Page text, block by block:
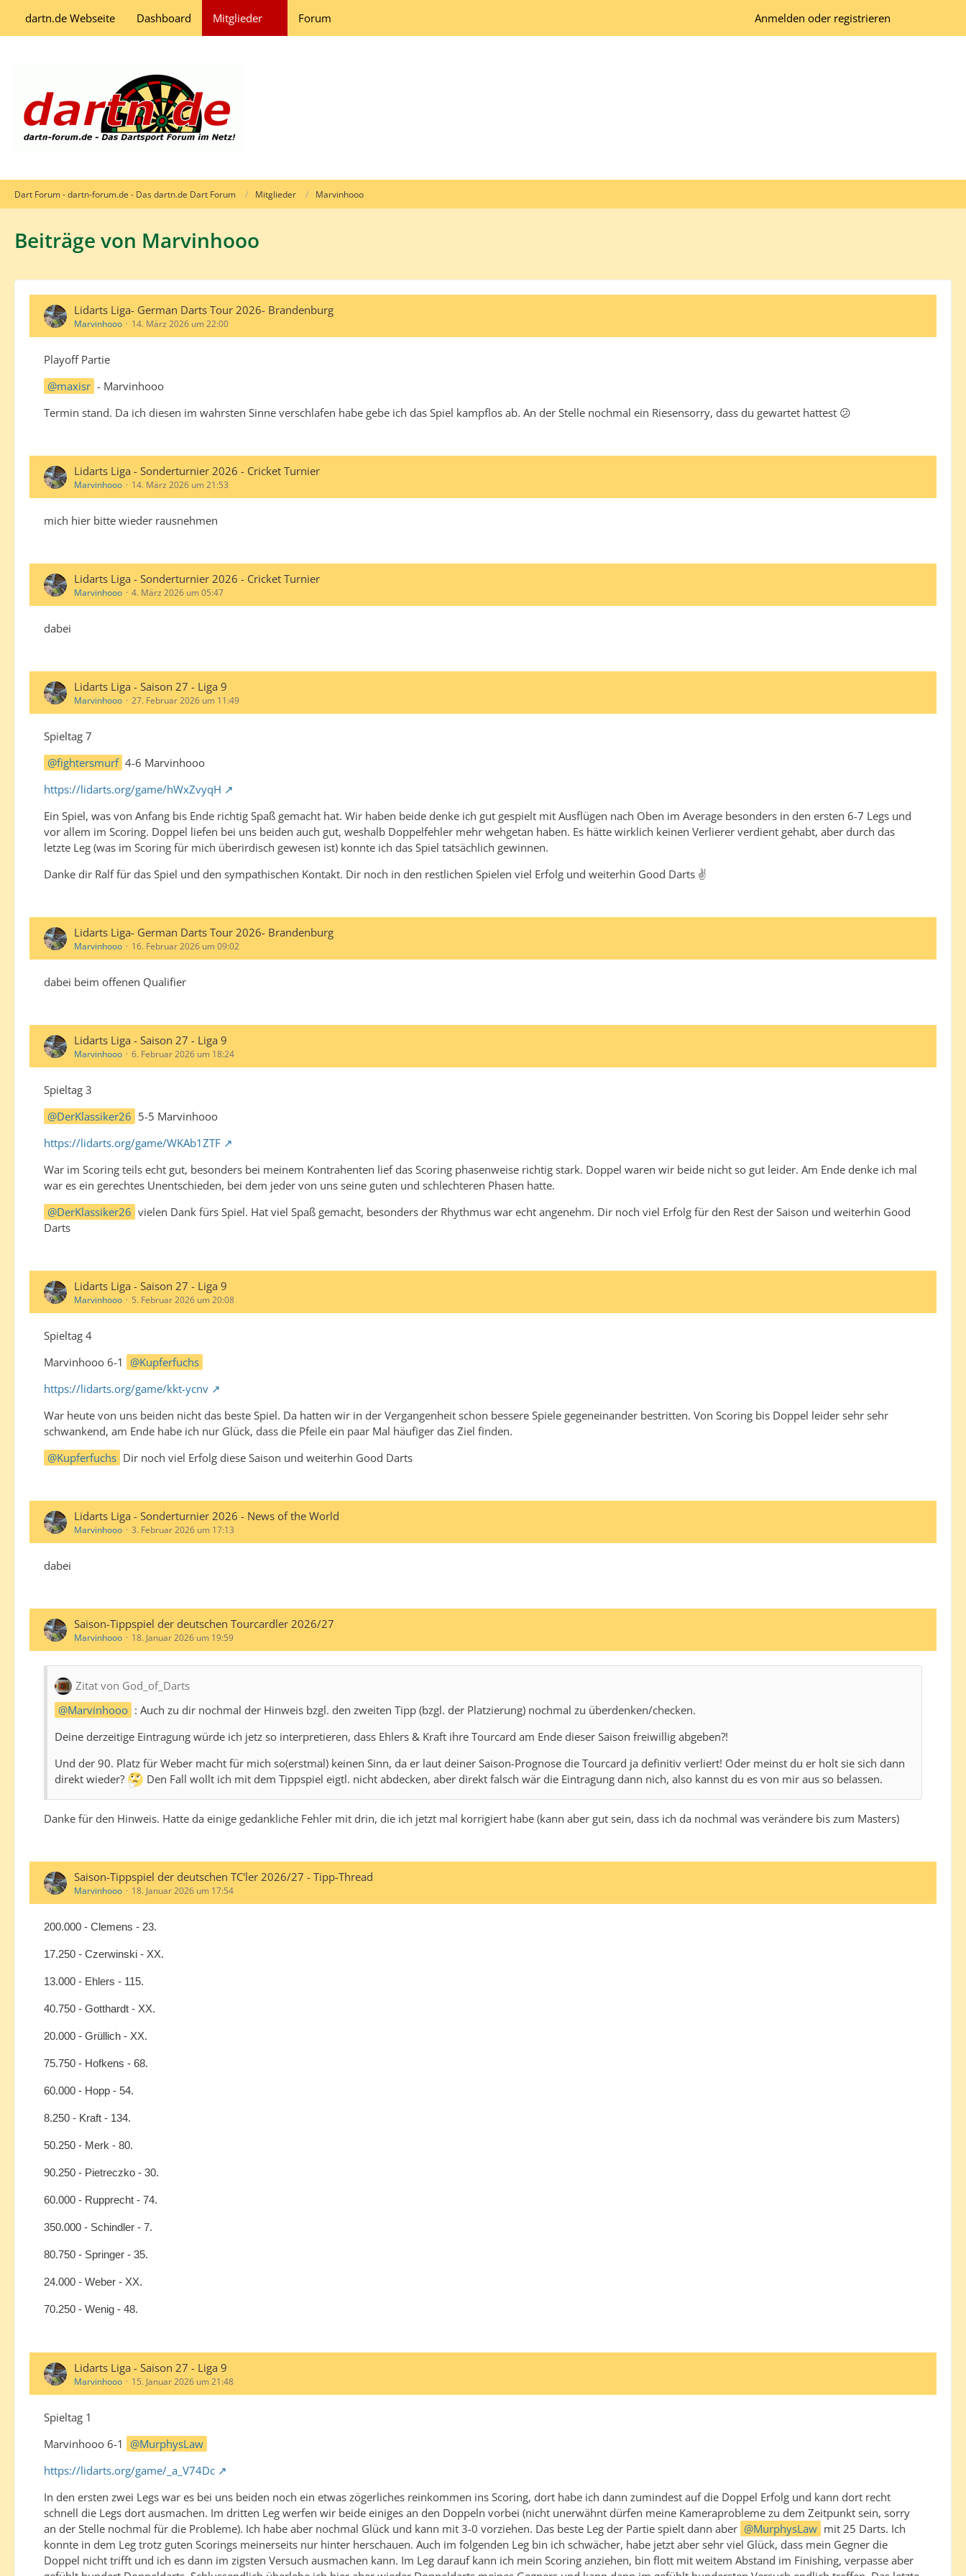
dartn.de Webseite Dashboard Mitglieder Forum Anmelden oder registrieren
Dart Forum - dartn-forum.de - Das dartn.de Dart Forum Mitglieder Marvinhooo
Beiträge von Marvinhooo
Lidarts Liga- German Darts Tour 2026- Brandenburg
Marvinhooo 14. März 2026 um 22:00
Playoff Partie
maxisr - Marvinhooo
Termin stand. Da ich diesen im wahrsten Sinne verschlafen habe gebe ich das Spiel kampflos ab. An der Stelle nochmal ein Riesensorry, dass du gewartet hattest 😕
Lidarts Liga - Sonderturnier 2026 - Cricket Turnier
Marvinhooo 14. März 2026 um 21:53
mich hier bitte wieder rausnehmen
Lidarts Liga - Sonderturnier 2026 - Cricket Turnier
Marvinhooo 4. März 2026 um 05:47
dabei
Lidarts Liga - Saison 27 - Liga 9
Marvinhooo 27. Februar 2026 um 11:49
Spieltag 7
fightersmurf 4-6 Marvinhooo
https://lidarts.org/game/hWxZvyqH
Ein Spiel, was von Anfang bis Ende richtig Spaß gemacht hat. Wir haben beide denke ich gut gespielt mit Ausflügen nach Oben im Average besonders in den ersten 6-7 Legs und
vor allem im Scoring. Doppel liefen bei uns beiden auch gut, weshalb Doppelfehler mehr wehgetan haben. Es hätte wirklich keinen Verlierer verdient gehabt, aber durch das
letzte Leg (was im Scoring für mich überirdisch gewesen ist) konnte ich das Spiel tatsächlich gewinnen.
Danke dir Ralf für das Spiel und den sympathischen Kontakt. Dir noch in den restlichen Spielen viel Erfolg und weiterhin Good Darts ✌️
Lidarts Liga- German Darts Tour 2026- Brandenburg
Marvinhooo 16. Februar 2026 um 09:02
dabei beim offenen Qualifier
Lidarts Liga - Saison 27 - Liga 9
Marvinhooo 6. Februar 2026 um 18:24
Spieltag 3
DerKlassiker26 5-5 Marvinhooo
https://lidarts.org/game/WKAb1ZTF
War im Scoring teils echt gut, besonders bei meinem Kontrahenten lief das Scoring phasenweise richtig stark. Doppel waren wir beide nicht so gut leider. Am Ende denke ich mal
war es ein gerechtes Unentschieden, bei dem jeder von uns seine guten und schlechteren Phasen hatte.
DerKlassiker26 vielen Dank fürs Spiel. Hat viel Spaß gemacht, besonders der Rhythmus war echt angenehm. Dir noch viel Erfolg für den Rest der Saison und weiterhin Good
Darts
Lidarts Liga - Saison 27 - Liga 9
Marvinhooo 5. Februar 2026 um 20:08
Spieltag 4
Marvinhooo 6-1
Kupferfuchs
https://lidarts.org/game/kkt-ycnv
War heute von uns beiden nicht das beste Spiel. Da hatten wir in der Vergangenheit schon bessere Spiele gegeneinander bestritten. Von Scoring bis Doppel leider sehr sehr
schwankend, am Ende habe ich nur Glück, dass die Pfeile ein paar Mal häufiger das Ziel finden.
Kupferfuchs Dir noch viel Erfolg diese Saison und weiterhin Good Darts
Lidarts Liga - Sonderturnier 2026 - News of the World
Marvinhooo 3. Februar 2026 um 17:13
dabei
Saison-Tippspiel der deutschen Tourcardler 2026/27
Marvinhooo 18. Januar 2026 um 19:59
Zitat von God_of_Darts
Marvinhooo : Auch zu dir nochmal der Hinweis bzgl. den zweiten Tipp (bzgl. der Platzierung) nochmal zu überdenken/checken.
Deine derzeitige Eintragung würde ich jetz so interpretieren, dass Ehlers & Kraft ihre Tourcard am Ende dieser Saison freiwillig abgeben?!
Und der 90. Platz für Weber macht für mich so(erstmal) keinen Sinn, da er laut deiner Saison-Prognose die Tourcard ja definitiv verliert! Oder meinst du er holt sie sich dann
direkt wieder?
Den Fall wollt ich mit dem Tippspiel eigtl. nicht abdecken, aber direkt falsch wär die Eintragung dann nich, also kannst du es von mir aus so belassen.
Danke für den Hinweis. Hatte da einige gedankliche Fehler mit drin, die ich jetzt mal korrigiert habe (kann aber gut sein, dass ich da nochmal was verändere bis zum Masters)
Saison-Tippspiel der deutschen TC'ler 2026/27 - Tipp-Thread
Marvinhooo 18. Januar 2026 um 17:54
200.000 - Clemens - 23.
17.250 - Czerwinski - XX.
13.000 - Ehlers - 115.
40.750 - Gotthardt - XX.
20.000 - Grüllich - XX.
75.750 - Hofkens - 68.
60.000 - Hopp - 54.
8.250 - Kraft - 134.
50.250 - Merk - 80.
90.250 - Pietreczko - 30.
60.000 - Rupprecht - 74.
350.000 - Schindler - 7.
80.750 - Springer - 35.
24.000 - Weber - XX.
70.250 - Wenig - 48.
Lidarts Liga - Saison 27 - Liga 9
Marvinhooo 15. Januar 2026 um 21:48
Spieltag 1
Marvinhooo 6-1
MurphysLaw
https://lidarts.org/game/_a_V74Dc
In den ersten zwei Legs war es bei uns beiden noch ein etwas zögerliches reinkommen ins Scoring, dort habe ich dann zumindest auf die Doppel Erfolg und kann dort recht
schnell die Legs dort ausmachen. Im dritten Leg werfen wir beide einiges an den Doppeln vorbei (nicht unerwähnt dürfen meine Kameraprobleme zu dem Zeitpunkt sein, sorry
an der Stelle nochmal für die Probleme). Ich habe aber nochmal Glück und kann mit 3-0 vorziehen. Das beste Leg der Partie spielt dann aber
MurphysLaw mit 25 Darts. Ich
konnte in dem Leg trotz guten Scorings meinerseits nur hinter herschauen. Auch im folgenden Leg bin ich schwächer, habe jetzt aber sehr viel Glück, dass mein Gegner die
Doppel nicht trifft und ich es dann im zigsten Versuch ausmachen kann. Im Leg darauf kann ich mein Scoring anziehen, bin flott mit weitem Abstand im Finishing, verpasse aber